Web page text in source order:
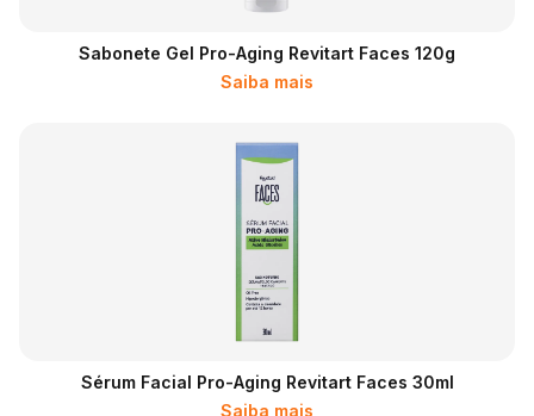
Sabonete Gel Pro-Aging Revitart Faces 120g
Saiba mais
Sérum Facial Pro-Aging Revitart Faces 30ml
Saiba mais